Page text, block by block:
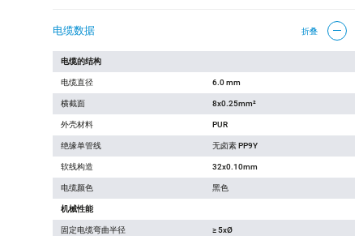
电缆数据 折叠
电缆的结构
电缆直径 6.0 mm
横截面 8x0.25mm²
外壳材料 PUR
绝缘单管线 无卤素 PP9Y
软线构造 32x0.10mm
电缆颜色 黑色
机械性能
固定电缆弯曲半径 ≥ 5xØ